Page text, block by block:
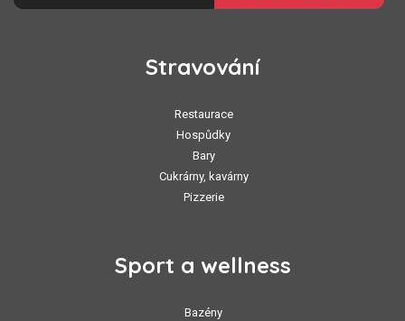
Stravování
Restaurace
Hospůdky
Bary
Cukrárny, kavárny
Pizzerie
Sport a wellness
Bazény